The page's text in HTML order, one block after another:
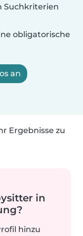
Suchkriterien
obligatorische
an
Ergebnisse zu
in
hinzu